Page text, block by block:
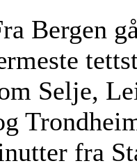
Bergen
Selje,
fra